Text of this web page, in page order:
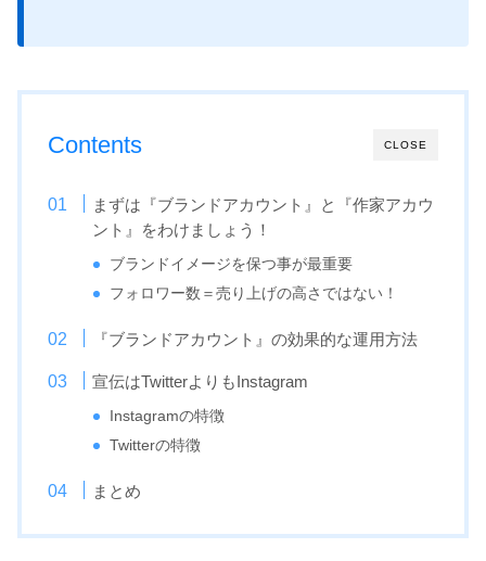
CLOSE
Contents
まずは『ブランドアカウント』と『作家アカウ
ント』をわけましょう！
ブランドイメージを保つ事が最重要
フォロワー数＝売り上げの高さではない！
『ブランドアカウント』の効果的な運用方法
宣伝はTwitterよりもInstagram
Instagramの特徴
Twitterの特徴
まとめ